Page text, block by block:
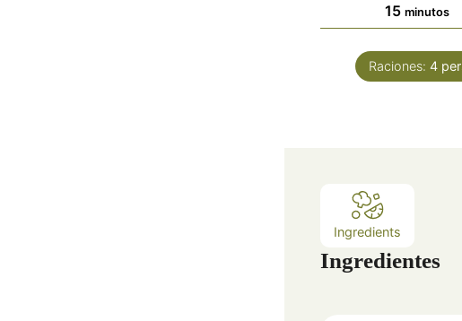
15minutos
minutos
Raciones: 4
Ingredients
Ingredientes